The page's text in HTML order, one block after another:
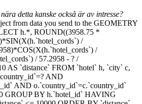
detta kanske också är av intresse?
from data you send to the GEOMETRY
h.*, ROUND((3958.75 *
/
/
/ 57.2958 - ? /
AS `distance` FROM `hotel` h, `city` c,
AND
AND o.`country_id`=c.`country_id`
GROUP BY h.`hotel_id` HAVING